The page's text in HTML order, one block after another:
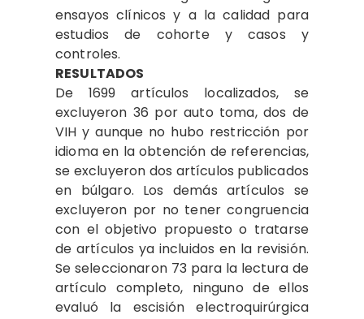
ensayos clínicos y a la calidad para
estudios de cohorte y casos y
controles.
RESULTADOS
De 1699 artículos localizados, se
excluyeron 36 por auto toma, dos de
VIH y aunque no hubo restricción por
idioma en la obtención de referencias,
se excluyeron dos artículos publicados
en búlgaro. Los demás artículos se
excluyeron por no tener congruencia
con el objetivo propuesto o tratarse
de artículos ya incluidos en la revisión.
Se seleccionaron 73 para la lectura de
artículo completo, ninguno de ellos
evaluó la escisión electroquirúrgica